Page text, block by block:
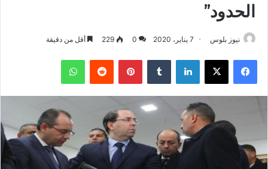
الحدود”
نيوز بلوس 7 يناير، 2020 0
229 أقل من دقيقة
فيسبوك X لينكدإن بينتيريست واتساب